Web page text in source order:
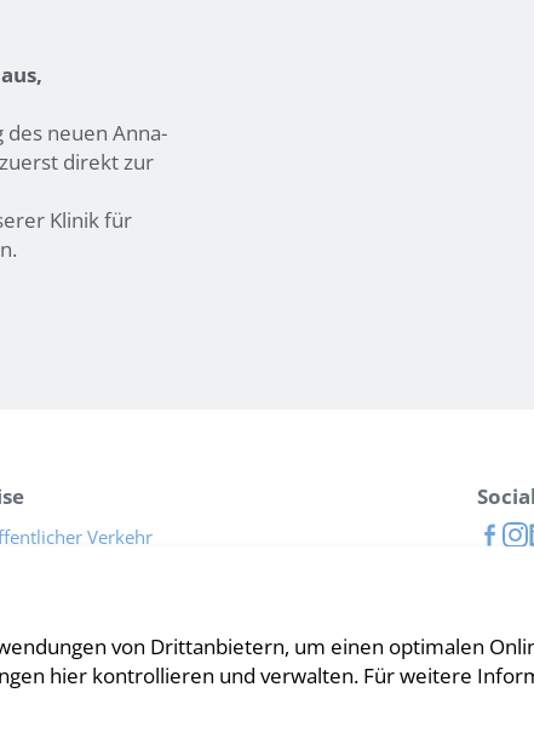
neuen Anna-
direkt zur
Klinik für
Verkehr
von Drittanbietern, um einen optimalen
hier kontrollieren und verwalten. Für weitere